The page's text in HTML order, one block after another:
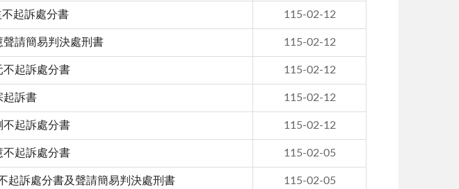
起訴處分書 115-02-12
請簡易判決處刑書 115-02-12
不起訴處分書 115-02-12
起訴書 115-02-12
不起訴處分書 115-02-12
不起訴處分書 115-02-05
起訴處分書及聲請簡易判決處刑書 115-02-05